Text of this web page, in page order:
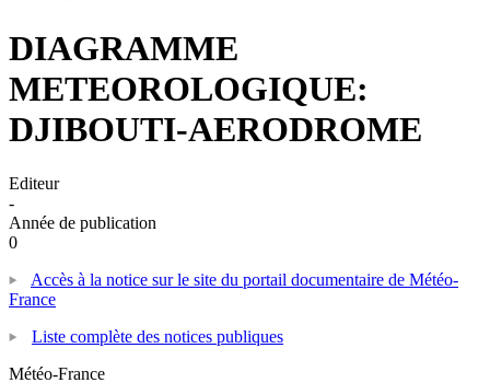
DIAGRAMME
METEOROLOGIQUE:
DJIBOUTI-AERODROME
Editeur
-
Année de publication
0
Accès à la notice sur le site du portail documentaire de Météo-
France
Liste complète des notices publiques
Météo-France